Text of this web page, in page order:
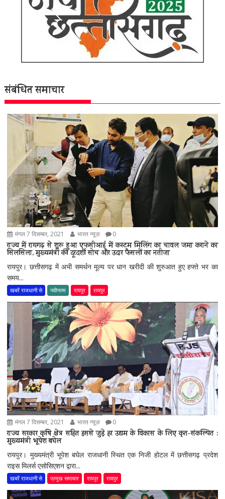
संबंधित समाचार
मंगल 7 दिसम्बर, 2021 भारत न्यूज़ 0
राज्य में रायगढ़ से शुरू हुआ एफसीआई में कस्टम मिलिंग का चावल जमा कराने का
सिलसिला, मुख्यमंत्री की दूरदर्शी सोच और उदार फैसलों का नतीजा
रायपुर। छत्तीसगढ़ में अभी समर्थन मूल्य पर धान खरीदी की शुरुआत हुए हफ्ते भर का
समय...
खबरें राजधानी से नवीनतम रायपुर रायपुर
मंगल 7 दिसम्बर, 2021 भारत न्यूज़ 0
राज्य सरकार कृषि क्षेत्र सहित इससे जुड़े हर उद्यम के विकास के लिए कृत-संकल्पित :
मुख्यमंत्री भूपेश बघेल
रायपुर। मुख्यमंत्री भूपेश बघेल राजधानी स्थित एक निजी होटल में छत्तीसगढ़ प्रदेश
राइस मिलर्स एसोसिएशन द्वारा...
खबरें राजधानी से प्रमुख समाचार रायपुर रायपुर